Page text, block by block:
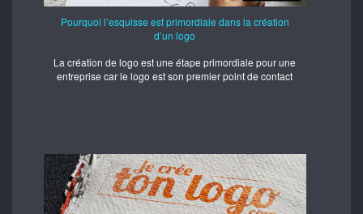
Pourquoi l’esquisse est primordiale dans la création
d’un logo
La création de logo est une étape primordiale pour une
entreprise car le logo est son premier point de contact